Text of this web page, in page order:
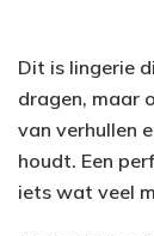
Dit is lingerie
dragen, maar
van verhullen
houdt. Een
iets wat veel